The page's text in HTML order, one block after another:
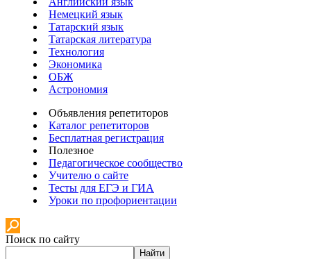
Немецкий язык
Татарский язык
Татарская литература
Технология
Экономика
ОБЖ
Астрономия
Объявления репетиторов
Каталог репетиторов
Бесплатная регистрация
Полезное
Педагогическое сообщество
Учителю о сайте
Тесты для ЕГЭ и ГИА
Уроки по профориентации
Поиск по сайту
Найти